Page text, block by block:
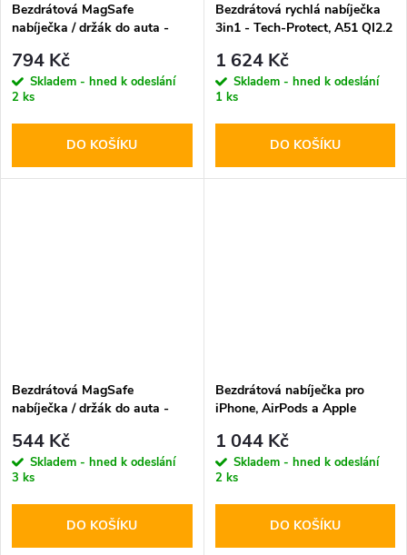
Bezdrátová MagSafe
nabíječka / držák do auta -
794 Kč
Skladem - hned k odeslání
2 ks
DO KOŠÍKU
Bezdrátová rychlá nabíječka
3in1 - Tech-Protect, A51 QI2.2
Charger Black
1 624 Kč
Skladem - hned k odeslání
1 ks
DO KOŠÍKU
Bezdrátová MagSafe
nabíječka / držák do auta -
Dashboard & Vent
544 Kč
Skladem - hned k odeslání
3 ks
DO KOŠÍKU
Bezdrátová nabíječka pro
iPhone, AirPods a Apple
A43 MagSafe Black
1 044 Kč
Skladem - hned k odeslání
2 ks
DO KOŠÍKU